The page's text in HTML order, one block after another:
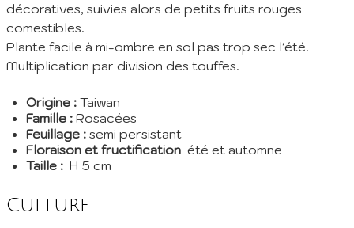
décoratives, suivies alors de petits fruits rouges
comestibles.
Plante facile à mi-ombre en sol pas trop sec l'été.
Multiplication par division des touffes.
Origine : Taiwan
Famille : Rosacées
Feuillage : semi persistant
Floraison et fructification été et automne
Taille : H 5 cm
Culture